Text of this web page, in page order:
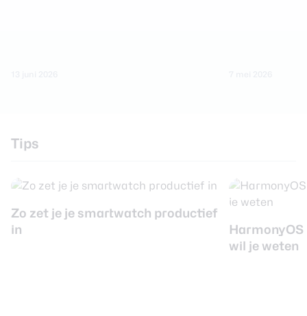
Tips
Zo zet je je smartwatch productief
in
wil je weten